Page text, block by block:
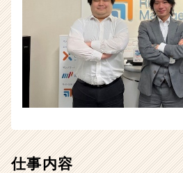
サ
イ
ト
チ
ア
キ
ャ
ア
仕事内容